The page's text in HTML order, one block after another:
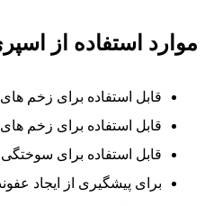
موارد استفاده از
قابل استفاده برای زخم های
قابل استفاده برای زخم
قابل استفاده برای
برای پیشگیری از ایجاد